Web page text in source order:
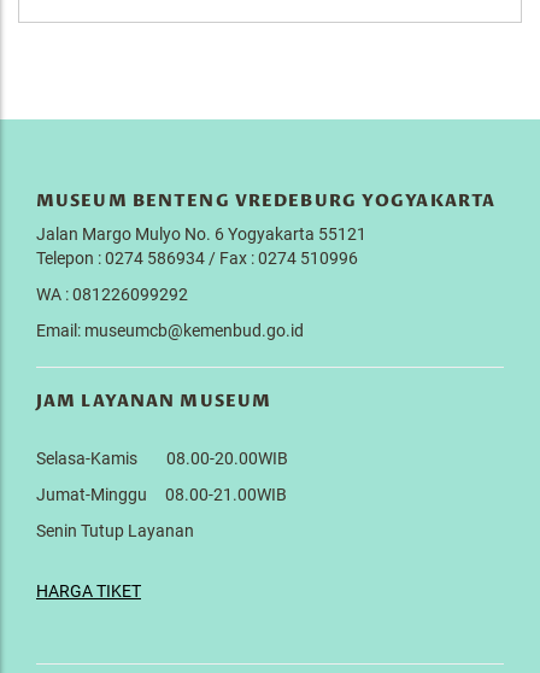
MUSEUM BENTENG VREDEBURG YOGYAKARTA
Jalan Margo Mulyo No. 6 Yogyakarta 55121
Telepon : 0274 586934 / Fax : 0274 510996
WA : 081226099292
Email: museumcb@kemenbud.go.id
JAM LAYANAN MUSEUM
Selasa-Kamis 08.00-20.00WIB
Jumat-Minggu 08.00-21.00WIB
Senin Tutup Layanan
HARGA TIKET